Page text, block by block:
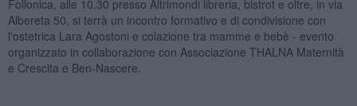
Follonica, alle 10.30 presso Altrimondi libreria, bistrot e oltre, in via
Albereta 50, si terrà un incontro formativo e di condivisione con
l'ostetrica Lara Agostoni e colazione tra mamme e bebè - evento
organizzato in collaborazione con Associazione THALNA Maternità
e Crescita e Ben-Nascere.